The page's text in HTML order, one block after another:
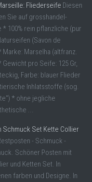
Fliederseife Diesen
Sie auf grosshandel-
* 100% rein pflanzliche (pur
(Savon de
Marke: Marselha (altfranz.
Gewicht pro Seife: 125 Gr,
Farbe: blauer Flieder
Inhlatsstoffe (sog.
* ohne jegliche
...
Schmuck Set Kette Collier
- Schmuck -
Schöner Posten mit
und Ketten Set. In
farben und Designe. In